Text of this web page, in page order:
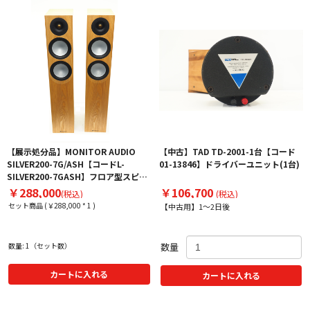
【展示処分品】MONITOR AUDIO
SILVER200-7G/ASH【コードL-
SILVER200-7GASH】フロア型スピー
カー（ペア）
￥288,000(税込)
セット商品 (￥288,000 * 1 )
数量: 1（セット数）
カートに入れる
【中古】TAD TD-2001-1台【コード
01-13846】ドライバーユニット(1台)
￥106,700 (税込)
【中古用】1～2日後
数量
カートに入れる